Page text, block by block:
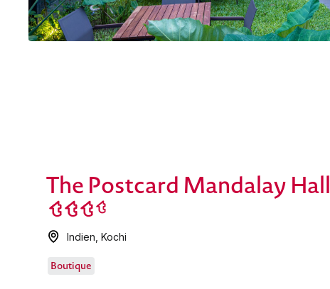
The Postcard Mandalay Hall
Indien ,Kochi
Boutique